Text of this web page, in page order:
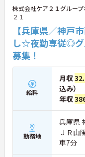
株式会社ケア２１グルー
２１
【兵庫県／神戸
し☆夜勤専従◎グ
募集！
給料
月収
込み）
年収
勤務地
兵庫県
ＪＲ山
車7分